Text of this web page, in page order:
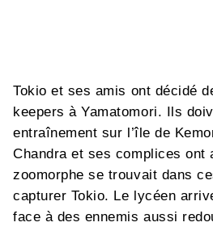
Tokio et ses amis ont décidé
keepers à Yamatomori. Ils
entraînement sur l’île de
Chandra et ses complices ont
zoomorphe se trouvait dans
capturer Tokio. Le lycéen
face à des ennemis aussi